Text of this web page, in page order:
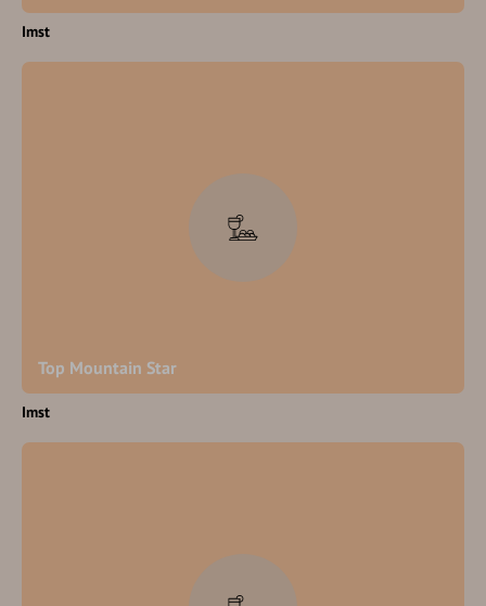
Imst
Top Mountain Star
Imst